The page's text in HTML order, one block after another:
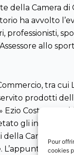
Pour
cookies
della Camera
ha avvolto
allo
tra cui
prodotti
Costa. Per
gli invitati. «
Camera di